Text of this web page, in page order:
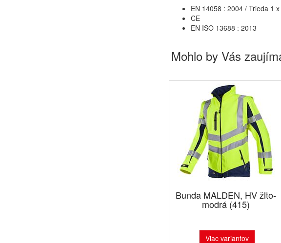
EN 14058 : 2004 / Trieda 1
CE
EN ISO 13688 : 2013
Mohlo by Vás
Bunda MALDEN, HV žlto-
modrá (415)
Viac variantov